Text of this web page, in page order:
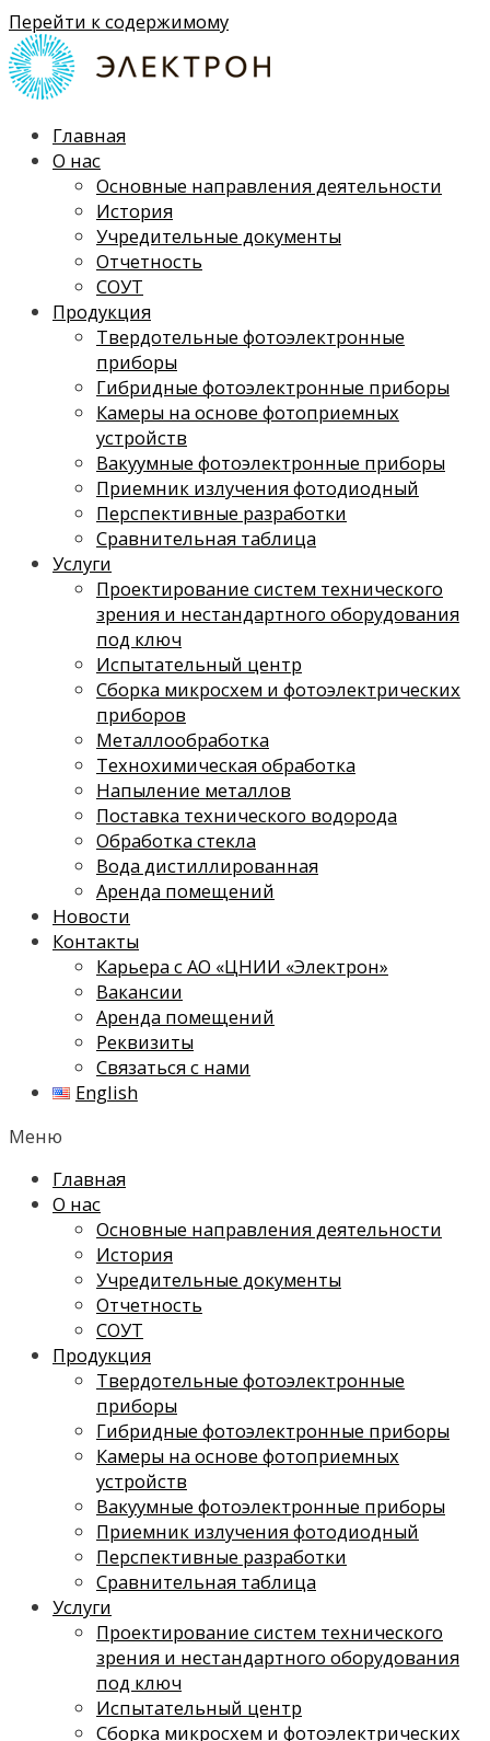
Перейти к содержимому
Главная
О нас
Основные направления деятельности
История
Учредительные документы
Отчетность
СОУТ
Продукция
Твердотельные фотоэлектронные
приборы
Гибридные фотоэлектронные приборы
Камеры на основе фотоприемных
устройств
Вакуумные фотоэлектронные приборы
Приемник излучения фотодиодный
Перспективные разработки
Сравнительная таблица
Услуги
Проектирование систем технического
зрения и нестандартного оборудования
под ключ
Испытательный центр
Сборка микросхем и фотоэлектрических
приборов
Металлообработка
Технохимическая обработка
Напыление металлов
Поставка технического водорода
Обработка стекла
Вода дистиллированная
Аренда помещений
Новости
Контакты
Карьера с АО «ЦНИИ «Электрон»
Вакансии
Аренда помещений
Реквизиты
Связаться с нами
English
Меню
Главная
О нас
Основные направления деятельности
История
Учредительные документы
Отчетность
СОУТ
Продукция
Твердотельные фотоэлектронные
приборы
Гибридные фотоэлектронные приборы
Камеры на основе фотоприемных
устройств
Вакуумные фотоэлектронные приборы
Приемник излучения фотодиодный
Перспективные разработки
Сравнительная таблица
Услуги
Проектирование систем технического
зрения и нестандартного оборудования
под ключ
Испытательный центр
Сборка микросхем и фотоэлектрических